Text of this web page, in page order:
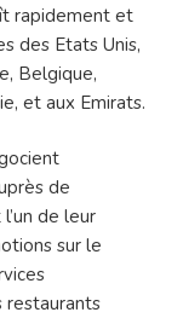
rapidement et
des Etats Unis,
Belgique,
et aux Emirats.
de
de leur
sur le
restaurants